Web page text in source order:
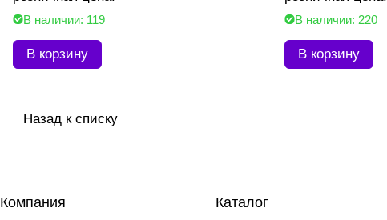
В наличии: 119
В корзину
В наличии: 220
В корзину
Назад к списку
Каталог
Компания